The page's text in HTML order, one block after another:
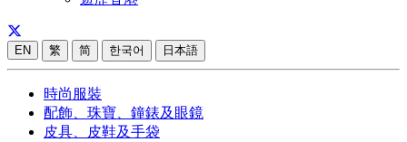
EN 繁 简 한국어 日本語
時尚服裝
配飾、珠寶、鐘錶及眼鏡
皮具、皮鞋及手袋